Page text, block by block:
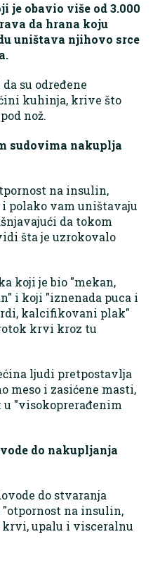
je obavio više od 3.000
da hrana koju
uništava njihovo srce
su određene
kuhinja, krive što
nož.
sudovima nakuplja
na insulin,
polako vam uništavaju
da tokom
šta je uzrokovalo
koji je bio "mekan,
i koji "iznenada puca i
kalcifikovani plak"
krvi kroz tu
ljudi pretpostavlja
meso i zasićene masti,
"visokoprerađenim
do nakupljanja
do stvaranja
"otpornost na insulin,
krvi, upalu i visceralnu